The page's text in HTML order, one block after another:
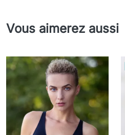
Vous aimerez aussi